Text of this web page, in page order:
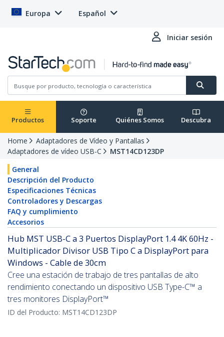
Europa Español
Iniciar sesión
Productos Soporte Quiénes Somos Descubra
Home
Adaptadores de Vídeo y Pantallas
Adaptadores de vídeo USB-C
MST14CD123DP
General
Descripción del Producto
Especificaciones Técnicas
Controladores y Descargas
FAQ y cumplimiento
Accesorios
Hub MST USB-C a 3 Puertos DisplayPort 1.4 4K 60Hz -
Multiplicador Divisor USB Tipo C a DisplayPort para
Windows - Cable de 30cm
Cree una estación de trabajo de tres pantallas de alto
rendimiento conectando un dispositivo USB Type-C™ a
tres monitores DisplayPort™
ID del Producto: MST14CD123DP